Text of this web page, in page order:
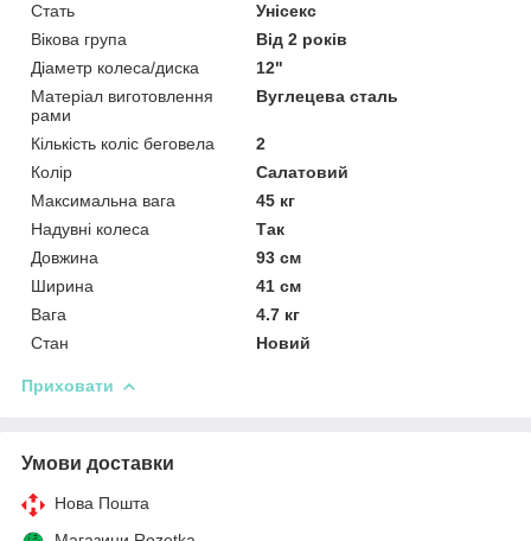
Стать
Унісекс
Вікова група
Від 2 років
Діаметр колеса/диска
12"
Матеріал виготовлення
рами
Вуглецева сталь
Кількість коліс беговела
2
Колір
Салатовий
Максимальна вага
45 кг
Надувні колеса
Так
Довжина
93 см
Ширина
41 см
Вага
4.7 кг
Стан
Новий
Приховати
Умови доставки
Нова Пошта